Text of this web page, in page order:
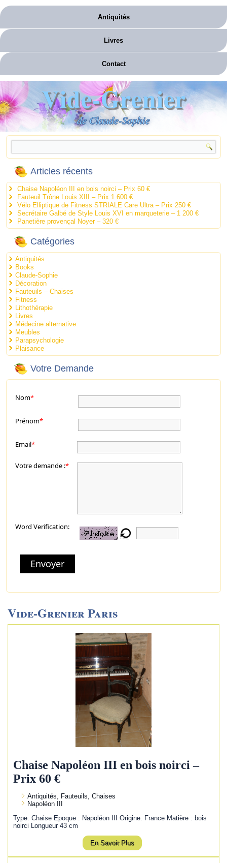
Antiquités
Livres
Contact
Vide-Grenier
de Claude-Sophie
Articles récents
Chaise Napoléon III en bois noirci – Prix 60 €
Fauteuil Trône Louis XIII – Prix 1 600 €
Vélo Elliptique de Fitness STRIALE Care Ultra – Prix 250 €
Secrétaire Galbé de Style Louis XVI en marqueterie – 1 200 €
Panetière provençal Noyer – 320 €
Catégories
Antiquités
Books
Claude-Sophie
Décoration
Fauteuils – Chaises
Fitness
Lithothérapie
Livres
Médecine alternative
Meubles
Parapsychologie
Plaisance
Votre Demande
Nom*
Prénom*
Email*
Votre demande :*
Word Verification:
Envoyer
Vide-Grenier Paris
Chaise Napoléon III en bois noirci –
Prix 60 €
Antiquités, Fauteuils, Chaises
Napoléon III
Type: Chaise Epoque : Napoléon III Origine: France Matière : bois
noirci Longueur 43 cm
En Savoir Plus